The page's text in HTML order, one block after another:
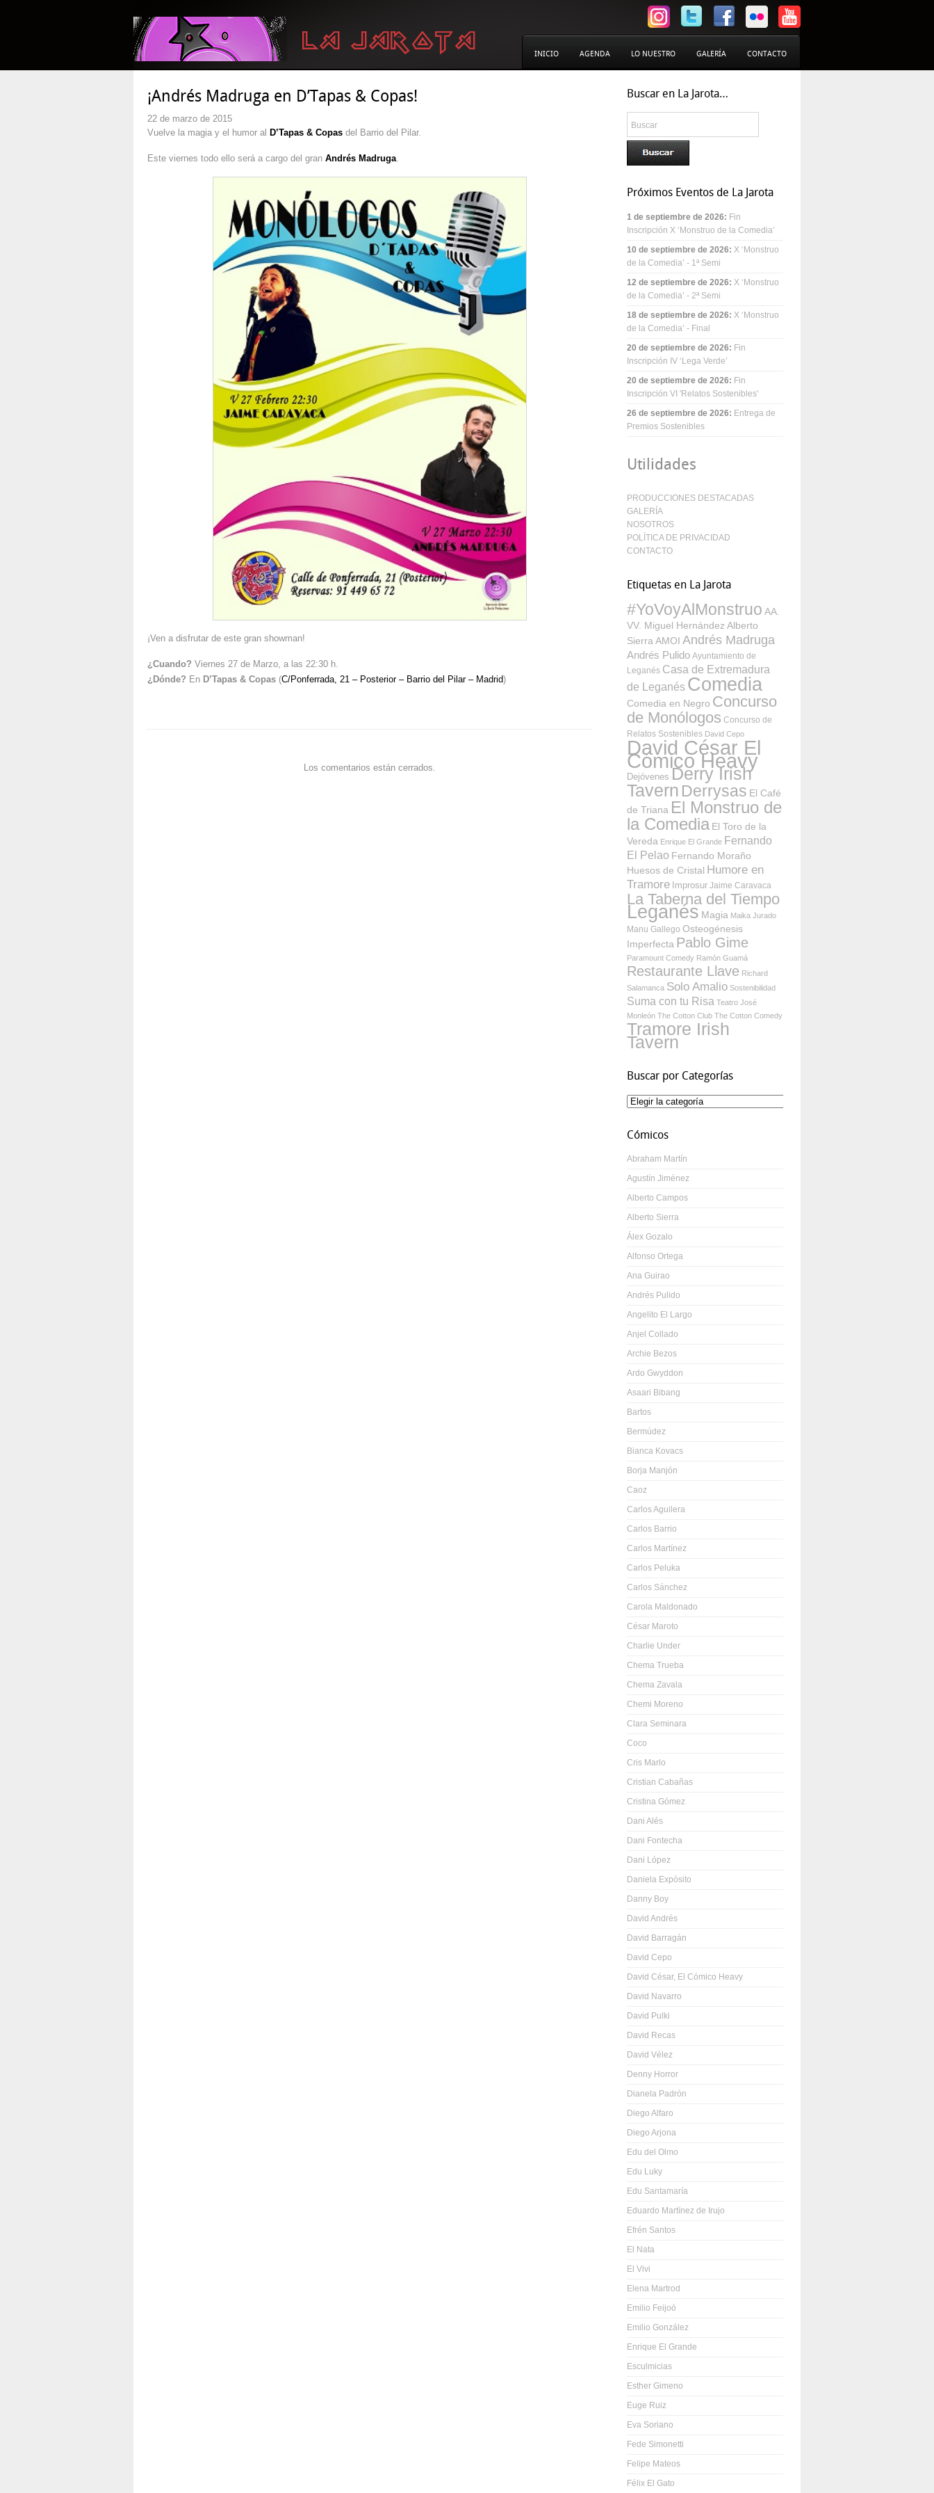
INICIO AGENDA LO NUESTRO GALERÍA CONTACTO
¡Andrés Madruga en D’Tapas & Copas!
22 de marzo de 2015
Vuelve la magia y el humor al D’Tapas & Copas del Barrio del Pilar.
Este viernes todo ello será a cargo del gran Andrés Madruga.
¡Ven a disfrutar de este gran showman!
¿Cuando? Viernes 27 de Marzo, a las 22:30 h.
¿Dónde? En D’Tapas & Copas (C/Ponferrada, 21 – Posterior – Barrio del Pilar – Madrid)
Los comentarios están cerrados.
Buscar en La Jarota…
Próximos Eventos de La Jarota
1 de septiembre de 2026: Fin
Inscripción X ‘Monstruo de la Comedia’
10 de septiembre de 2026: X ‘Monstruo
de la Comedia’ - 1ª Semi
12 de septiembre de 2026: X ‘Monstruo
de la Comedia’ - 2ª Semi
18 de septiembre de 2026: X ‘Monstruo
de la Comedia’ - Final
20 de septiembre de 2026: Fin
Inscripción IV ‘Lega Verde’
20 de septiembre de 2026: Fin
Inscripción VI 'Relatos Sostenibles'
26 de septiembre de 2026: Entrega de
Premios Sostenibles
Utilidades
PRODUCCIONES DESTACADAS
GALERÍA
NOSOTROS
POLÍTICA DE PRIVACIDAD
CONTACTO
Etiquetas en La Jarota
#YoVoyAlMonstruo AA.
VV. Miguel Hernández Alberto
Sierra AMOI Andrés Madruga
Andrés Pulido Ayuntamiento de
Leganés Casa de Extremadura
de Leganés Comedia
Comedia en Negro Concurso
de Monólogos Concurso de
Relatos Sostenibles David Cepo
David César El
Cómico Heavy
Dejóvenes Derry Irish
Tavern Derrysas El Café
de Triana El Monstruo de
la Comedia El Toro de la
Vereda Enrique El Grande Fernando
El Pelao Fernando Moraño
Huesos de Cristal Humore en
Tramore Improsur Jaime Caravaca
La Taberna del Tiempo
Leganés Magia Maika Jurado
Manu Gallego Osteogénesis
Imperfecta Pablo Gime
Paramount Comedy Ramón Guamá
Restaurante Llave Richard
Salamanca Solo Amalio Sostenibilidad
Suma con tu Risa Teatro José
Monleón The Cotton Club The Cotton Comedy
Tramore Irish
Tavern
Buscar por Categorías
Buscar
Cómicos
Abraham Martín
Agustín Jiménez
Alberto Campos
Alberto Sierra
Álex Gozalo
Alfonso Ortega
Ana Guirao
Andrés Pulido
Angelito El Largo
Anjel Collado
Archie Bezos
Ardo Gwyddon
Asaari Bibang
Bartos
Bermúdez
Bianca Kovacs
Borja Manjón
Caoz
Carlos Aguilera
Carlos Barrio
Carlos Martínez
Carlos Peluka
Carlos Sánchez
Carola Maldonado
César Maroto
Charlie Under
Chema Trueba
Chema Zavala
Chemi Moreno
Clara Seminara
Coco
Cris Marlo
Cristian Cabañas
Cristina Gómez
Dani Alés
Dani Fontecha
Dani López
Daniela Expósito
Danny Boy
David Andrés
David Barragán
David Cepo
David César, El Cómico Heavy
David Navarro
David Pulki
David Recas
David Vélez
Denny Horror
Dianela Padrón
Diego Alfaro
Diego Arjona
Edu del Olmo
Edu Luky
Edu Santamaría
Eduardo Martínez de Irujo
Efrén Santos
El Nata
El Vivi
Elena Martrod
Emilio Feijoó
Emilio González
Enrique El Grande
Esculmicias
Esther Gimeno
Euge Ruiz
Eva Soriano
Fede Simonetti
Felipe Mateos
Félix El Gato